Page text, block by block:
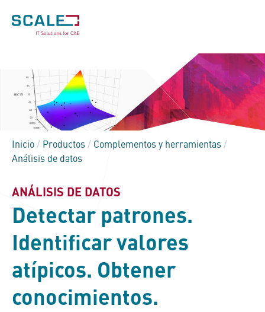
Inicio / Productos / Complementos y herramientas /
Análisis de datos
ANÁLISIS DE DATOS
Detectar patrones.
Identificar valores
atípicos. Obtener
conocimientos.